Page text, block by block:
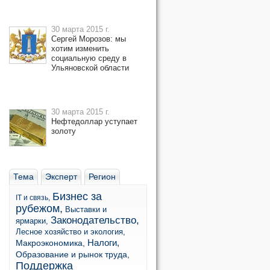
30 марта 2015 г.
Сергей Морозов: мы
хотим изменить
социальную среду в
Ульяновской области
30 марта 2015 г.
Нефтедоллар уступает
золоту
Тема Эксперт Регион
IT и связь, Бизнес за
рубежом, Выставки и
ярмарки, Законодательство,
Лесное хозяйство и экология,
Макроэкономика, Налоги,
Образование и рынок труда,
Поддержка